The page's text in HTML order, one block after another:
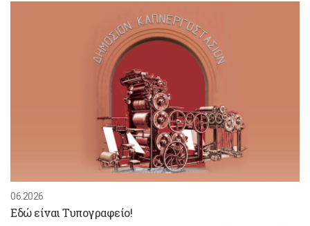
06.2026
Εδώ είναι Τυπογραφείο!